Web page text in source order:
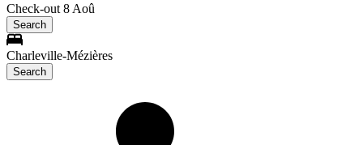
Check-out 8 Aoû
Search
Charleville-Mézières
Search